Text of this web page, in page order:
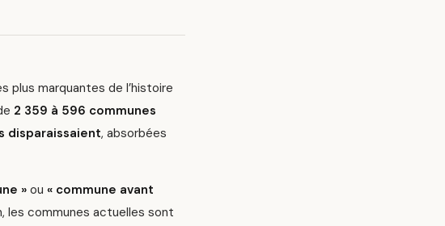
plus marquantes de l’histoire
2 359 à 596 communes
disparaissaient, absorbées
» ou« commune avant
les communes actuelles sont